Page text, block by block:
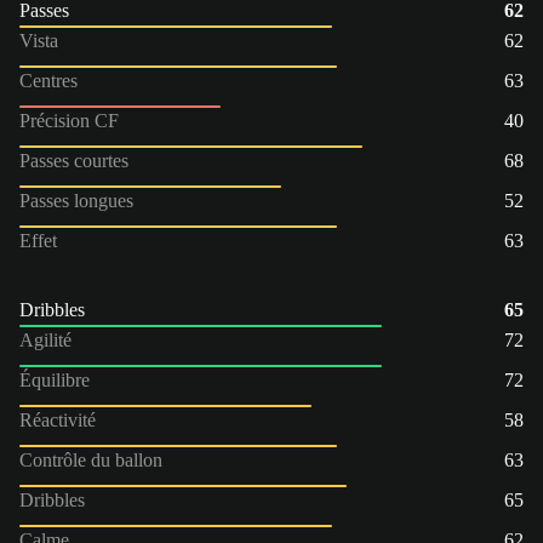
Passes
62
Vista
62
Centres
63
Précision CF
40
Passes courtes
68
Passes longues
52
Effet
63
Dribbles
65
Agilité
72
Équilibre
72
Réactivité
58
Contrôle du ballon
63
Dribbles
65